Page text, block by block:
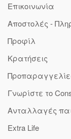
Επικοινωνία
Αποστολές -
Προφίλ
Κρατήσεις
Γνωρίστε το
Ανταλλαγές
Extra Life